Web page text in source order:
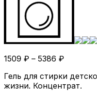
1509 ₽ – 5386 ₽
Гель для стирки
жизни. Концентрат.